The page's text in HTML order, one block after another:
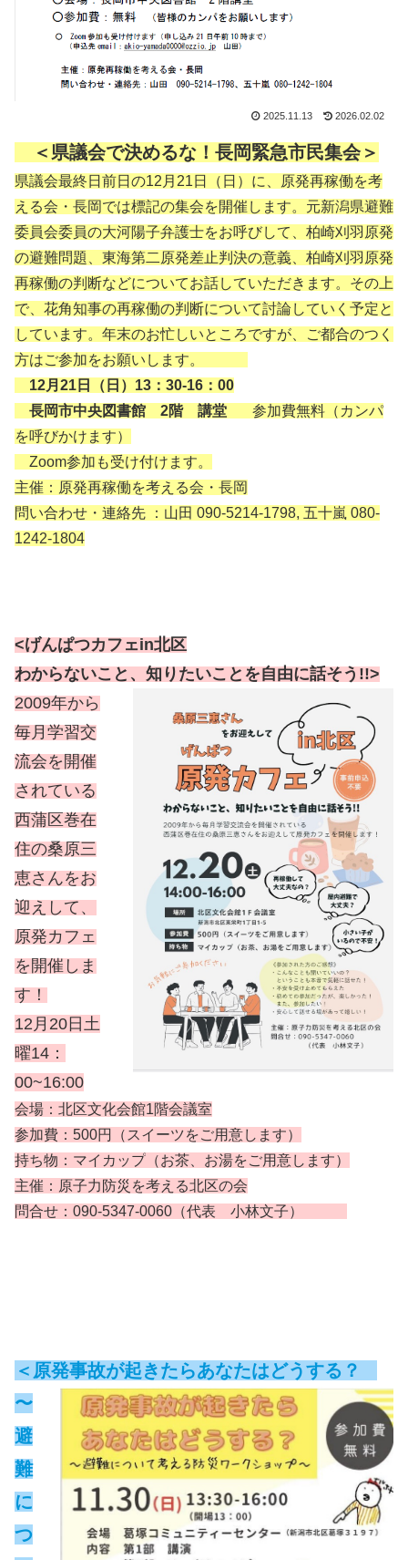
2025.11.13 2026.02.02
＜県議会で決めるな！長岡緊急市民集会＞
県議会最終日前日の12月21日（日）に、原発再稼働を考
える会・長岡では標記の集会を開催します。元新潟県避難
委員会委員の大河陽子弁護士をお呼びして、柏崎刈羽原発
の避難問題、東海第二原発差止判決の意義、柏崎刈羽原発
再稼働の判断などについてお話していただきます。その上
で、花角知事の再稼働の判断について討論していく予定と
しています。年末のお忙しいところですが、ご都合のつく
方はご参加をお願いします。
12月21日（日）13：30-16：00
長岡市中央図書館 2階 講堂
参加費無料（カンパ
を呼びかけます）
Zoom参加も受け付けます。
主催：原発再稼働を考える会・長岡
問い合わせ・連絡先
：山田 090-5214-1798, 五十嵐 080-
1242-1804
<げんぱつカフェin北区
わからないこと、知りたいことを自由に話そう!!>
2009年から
毎月学習交
流会を開催
されている
西蒲区巻在
住の桑原三
恵さんをお
迎えして、
原発カフェ
を開催しま
す！
12月20日土
曜14：
00~16:00
会場：北区文化会館1階会議室
参加費：500円
（スイーツをご用意します）
持ち物：マイカップ （お茶、お湯をご用意します）
主催：原子力防災を考える北区の会
問合せ：090-5347-0060 （代表 小林文子）
＜原発事故が起きたらあなたはどうする？
〜
避
難
に
つ